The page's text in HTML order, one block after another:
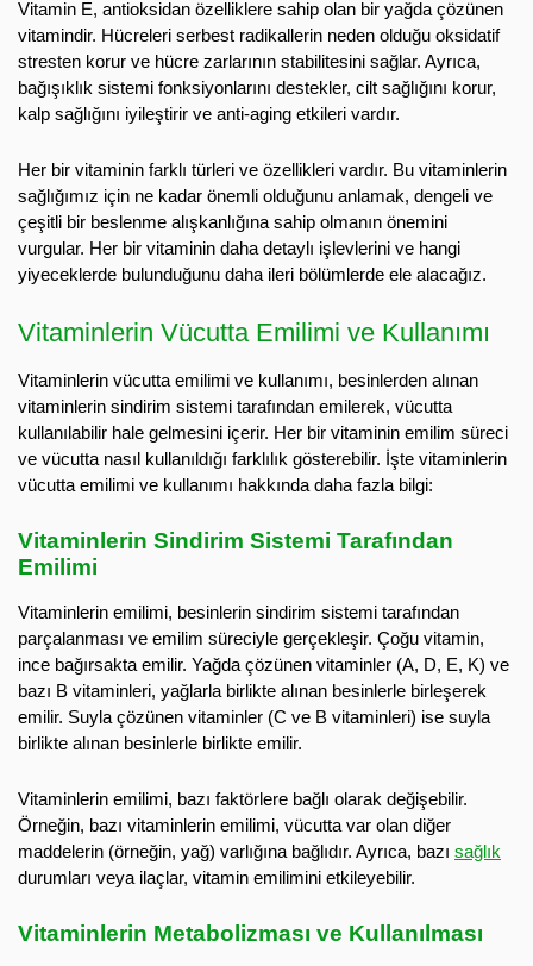
Vitamin E, antioksidan özelliklere sahip olan bir yağda çözünen
vitamindir. Hücreleri serbest radikallerin neden olduğu oksidatif
stresten korur ve hücre zarlarının stabilitesini sağlar. Ayrıca,
bağışıklık sistemi fonksiyonlarını destekler, cilt sağlığını korur,
kalp sağlığını iyileştirir ve anti-aging etkileri vardır.
Her bir vitaminin farklı türleri ve özellikleri vardır. Bu vitaminlerin
sağlığımız için ne kadar önemli olduğunu anlamak, dengeli ve
çeşitli bir beslenme alışkanlığına sahip olmanın önemini
vurgular. Her bir vitaminin daha detaylı işlevlerini ve hangi
yiyeceklerde bulunduğunu daha ileri bölümlerde ele alacağız.
Vitaminlerin Vücutta Emilimi ve Kullanımı
Vitaminlerin vücutta emilimi ve kullanımı, besinlerden alınan
vitaminlerin sindirim sistemi tarafından emilerek, vücutta
kullanılabilir hale gelmesini içerir. Her bir vitaminin emilim süreci
ve vücutta nasıl kullanıldığı farklılık gösterebilir. İşte vitaminlerin
vücutta emilimi ve kullanımı hakkında daha fazla bilgi:
Vitaminlerin Sindirim Sistemi Tarafından
Emilimi
Vitaminlerin emilimi, besinlerin sindirim sistemi tarafından
parçalanması ve emilim süreciyle gerçekleşir. Çoğu vitamin,
ince bağırsakta emilir. Yağda çözünen vitaminler (A, D, E, K) ve
bazı B vitaminleri, yağlarla birlikte alınan besinlerle birleşerek
emilir. Suyla çözünen vitaminler (C ve B vitaminleri) ise suyla
birlikte alınan besinlerle birlikte emilir.
Vitaminlerin emilimi, bazı faktörlere bağlı olarak değişebilir.
Örneğin, bazı vitaminlerin emilimi, vücutta var olan diğer
maddelerin (örneğin, yağ) varlığına bağlıdır. Ayrıca, bazı sağlık
durumları veya ilaçlar, vitamin emilimini etkileyebilir.
Vitaminlerin Metabolizması ve Kullanılması